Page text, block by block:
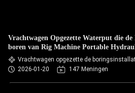
Vrachtwagen Opgezette Waterput die
boren van Rig Machine Portable
Vrachtwagen opgezette de
2026-01-20
147 Meningen